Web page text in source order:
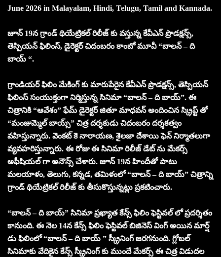
June 2026 in Malayalam, Hindi, Telugu, Tamil and Kannada.
జూన్ 19న గ్రాండ్ థియేట్రికల్ రిలీజ్ కు వస్తున్న కేవీఎన్ ప్రొడక్షన్స్,
తెస్పియన్ ఫిలింస్, డైరెక్టర్ చిదంబరం కాంబో మూవీ “బాలన్ – ది
బాయ్ “.
గ్రాండియర్ ఫిలిం మేకింగ్ కు మారుపేరైన కేవీఎన్ ప్రొడక్షన్స్, తెస్పియన్
ఫిలింస్ సంయుక్తంగా నిర్మిస్తున్న సినిమా “బాలన్ – ది బాయ్”. ఈ
చిత్రానికి “ఆవేశం” ఫేమ్ డైరెక్టర్ జితూ మాధవన్ అందించిన స్క్రిప్ట్ తో
“మంజుమ్మెల్ బాయ్స్” చిత్ర దర్శకుడు చిదంబరం దర్శకత్వం
వహిస్తున్నారు. వెంకట్ కె నారాయణ, శైలజా దేశాయి ఫెన్ నిర్మాతలుగా
వ్యవహరిస్తున్నారు. ఈ రోజు ఈ సినిమా రిలీజ్ డేట్ ను మేకర్స్
అఫీషియల్ గా అనౌన్స్ చేశారు. జూన్ 19న హిందీతో పాటు
మలయాళం, తెలుగు, కన్నడ, తమిళంలో “బాలన్ – ది బాయ్” చిత్రాన్ని
గ్రాండ్ థియేట్రికల్ రిలీజ్ కు తీసుకొస్తున్నట్లు ప్రకటించారు.
“బాలన్ – ది బాయ్” సినిమా ప్రఖ్యాత కేన్స్ ఫిలిం ఫెస్టివల్ లో ప్రదర్శితం
కానుంది. ఈ నెల 14న కేన్స్ ఫిలిం ఫెస్టివల్ బిజినెస్ వింగ్ అయిన మార్ష్
డు ఫిలింలో “బాలన్ – ది బాయ్ ” స్క్రీనింగ్ జరగనుంది. గ్లోబల్
సినిమాకు వేదికైన కేన్స్ స్క్రీనింగ్ కు ముందే మేకర్స్ ఈ చిత్ర విడుదల